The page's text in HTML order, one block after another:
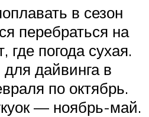
в сезон
перебраться на
где погода сухая.
дайвинга в
по октябрь.
— ноябрь-май.